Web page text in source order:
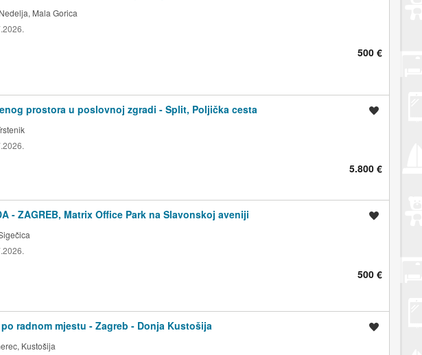
Mala Gorica
500 €
prostora u poslovnoj zgradi - Split, Poljička cesta
5.800 €
- ZAGREB, Matrix Office Park na Slavonskoj aveniji
500 €
radnom mjestu - Zagreb - Donja Kustošija
Kustošija